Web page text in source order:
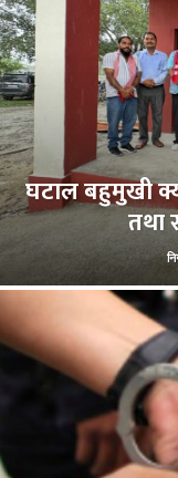
घटाल बहुमुखी
तथा